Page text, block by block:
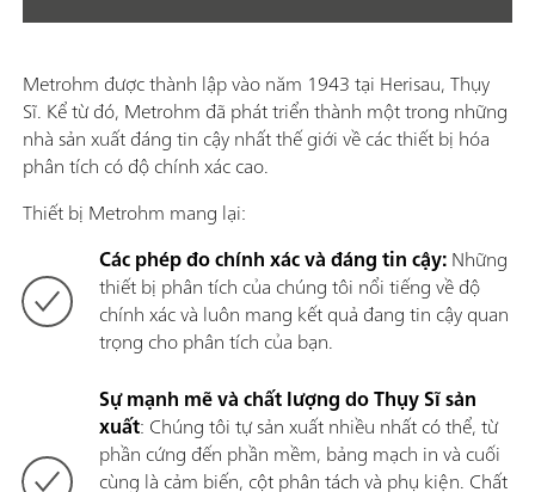
Metrohm được thành lập vào năm 1943 tại Herisau, Thụy
Sĩ. Kể từ đó, Metrohm đã phát triển thành một trong những
nhà sản xuất đáng tin cậy nhất thế giới về các thiết bị hóa
phân tích có độ chính xác cao.
Thiết bị Metrohm mang lại:
Các phép đo chính xác và đáng tin cậy:Những
thiết bị phân tích của chúng tôi nổi tiếng về độ
chính xác và luôn mang kết quả đang tin cậy quan
trọng cho phân tích của bạn.
Sự mạnh mẽ và chất lượng do Thụy Sĩ sản
xuất: Chúng tôi tự sản xuất nhiều nhất có thể, từ
phần cứng đến phần mềm, bảng mạch in và cuối
cùng là cảm biến, cột phân tách và phụ kiện. Chất